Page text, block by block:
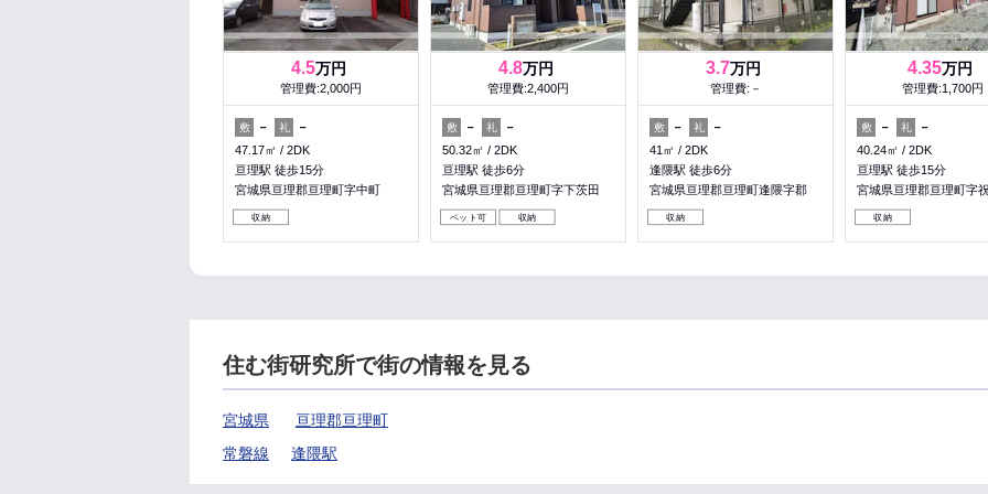
4.5万円
管理費:2,000円
敷 － 礼
－
47.17㎡
2DK
亘理駅 徒歩15分
宮城県亘理郡亘理町字中町
収納
4.8万円
管理費:2,400円
敷 － 礼
－
50.32㎡
2DK
亘理駅 徒歩6分
宮城県亘理郡亘理町字下茨田
ペット可 収納
3.7万円
管理費:－
敷 － 礼
－
41㎡
2DK
逢隈駅 徒歩6分
宮城県亘理郡亘理町逢隈字郡
収納
4.35万円
管理費:1,700円
敷 － 礼
－
40.24㎡
2DK
亘理駅 徒歩15分
宮城県亘理郡亘理町字
収納
住む街研究所で街の情報を見る
宮城県
亘理郡亘理町
常磐線
逢隈駅